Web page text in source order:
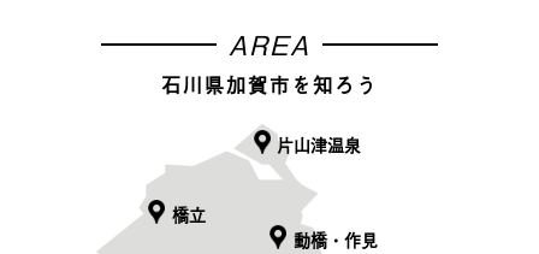
AREA
石川県加賀市を知ろう
動橋・作見
片山津温泉
橋立